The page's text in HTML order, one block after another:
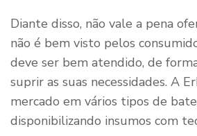
Diante disso, não vale a pena
não é bem visto pelos
deve ser bem atendido, de
suprir as suas necessidades. A
mercado em vários tipos de
disponibilizando insumos com